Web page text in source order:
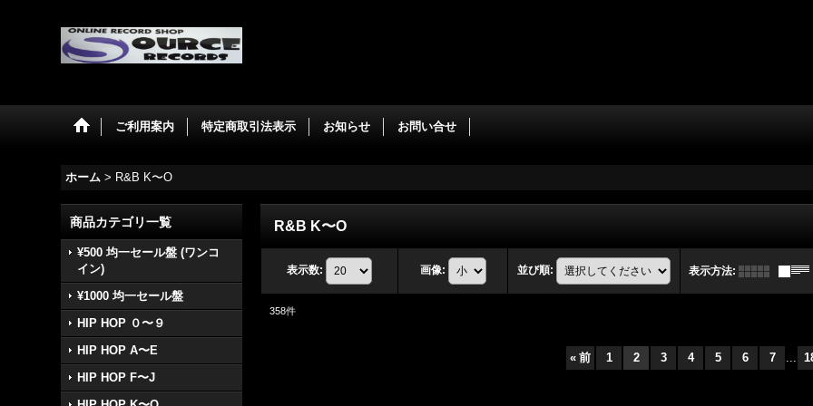
ご利用案内 特定商取引法表示 お知らせ お問い合せ
ホーム > R&B K〜O
商品カテゴリ一覧
¥500 均一セール盤 (ワンコ
イン)
¥1000 均一セール盤
HIP HOP ０〜９
HIP HOP A〜E
HIP HOP F〜J
R&B K〜O
表示数: 画像: 並び順: 表示方法:
358件
« 前 1 2 3 4 5 6 7 ...